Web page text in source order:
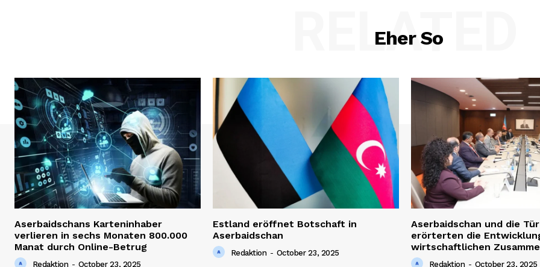
Eher So
RELATED
Aserbaidschans Karteninhaber
verlieren in sechs Monaten 800.000
Manat durch Online-Betrug
Redaktion - October 23, 2025
Estland eröffnet Botschaft in
Aserbaidschan
Redaktion - October 23, 2025
Aserbaidschan und die
erörterten die
wirtschaftlichen
Redaktion - October 23, 2025